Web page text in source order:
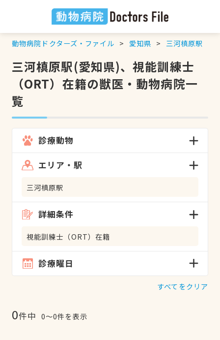
動物病院ドクターズ・ファイル 愛知県 三河槙原駅
三河槙原駅(愛知県)、視能訓練士
（ORT）在籍の獣医・動物病院一
覧
診療動物
エリア・駅
三河槙原駅
詳細条件
視能訓練士（ORT）在籍
診療曜日
すべてをクリア
0件中 0〜0件を表示